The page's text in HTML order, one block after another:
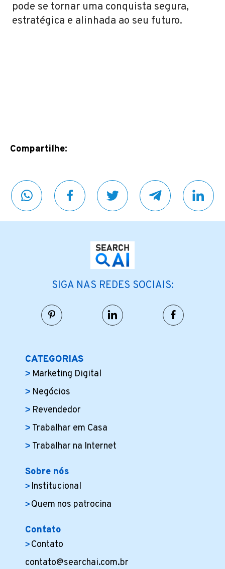
pode se tornar uma conquista segura,
estratégica e alinhada ao seu futuro.
Compartilhe:
SIGA NAS REDES SOCIAIS:
CATEGORIAS
Marketing Digital
Negócios
Revendedor
Trabalhar em Casa
Trabalhar na Internet
Sobre nós
Institucional
Quem nos patrocina
Contato
Contato
contato@searchai.com.br